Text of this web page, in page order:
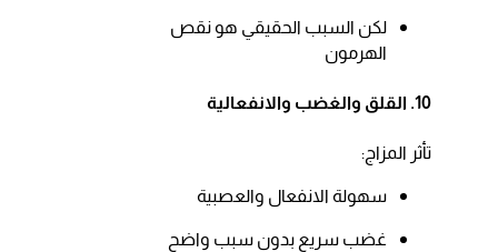
لكن السبب الحقيقي هو نقص
الهرمون​
10. القلق والغضب والانفعالية
تأثر المزاج:​
سهولة الانفعال والعصبية​
غضب سريع بدون سبب واضح​